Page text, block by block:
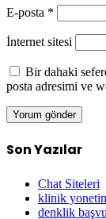
E-posta *
İnternet sitesi
Bir dahaki
posta adresimi ve
Son Yazılar
Chat Siteleri
klinik
denklik